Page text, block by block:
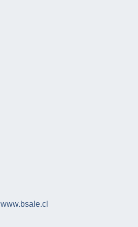
www.bsale.cl